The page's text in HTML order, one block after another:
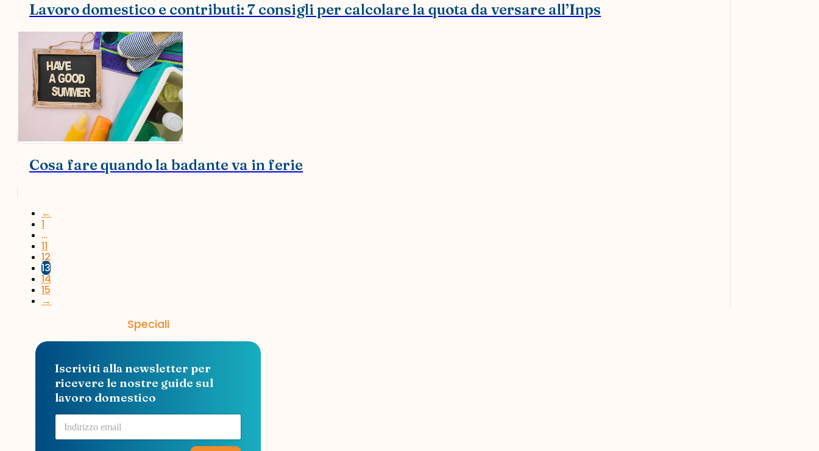
Lavoro domestico e contributi: 7 consigli per calcolare la quota da versare all’Inps
Cosa fare quando la badante va in ferie
←
1
…
11
12
13
14
15
→
Speciali
Iscriviti alla newsletter per
ricevere le nostre guide sul
lavoro domestico
P
E
a